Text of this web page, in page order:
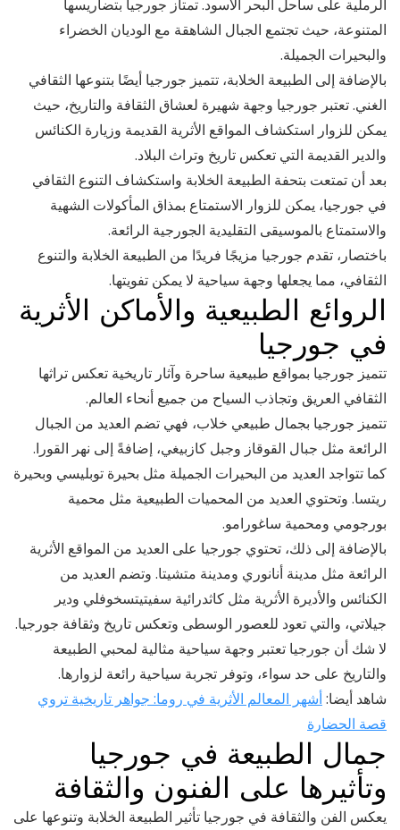
الرملية على ساحل البحر الأسود. تمتاز جورجيا بتضاريسها
المتنوعة، حيث تجتمع الجبال الشاهقة مع الوديان الخضراء
والبحيرات الجميلة.
بالإضافة إلى الطبيعة الخلابة، تتميز جورجيا أيضًا بتنوعها الثقافي
الغني. تعتبر جورجيا وجهة شهيرة لعشاق الثقافة والتاريخ، حيث
يمكن للزوار استكشاف المواقع الأثرية القديمة وزيارة الكنائس
والدير القديمة التي تعكس تاريخ وتراث البلاد.
بعد أن تمتعت بتحفة الطبيعة الخلابة واستكشاف التنوع الثقافي
في جورجيا، يمكن للزوار الاستمتاع بمذاق المأكولات الشهية
والاستمتاع بالموسيقى التقليدية الجورجية الرائعة.
باختصار، تقدم جورجيا مزيجًا فريدًا من الطبيعة الخلابة والتنوع
الثقافي، مما يجعلها وجهة سياحية لا يمكن تفويتها.
الروائع الطبيعية والأماكن الأثرية
في جورجيا
تتميز جورجيا بمواقع طبيعية ساحرة وآثار تاريخية تعكس تراثها
الثقافي العريق وتجاذب السياح من جميع أنحاء العالم.
تتميز جورجيا بجمال طبيعي خلاب، فهي تضم العديد من الجبال
الرائعة مثل جبال القوقاز وجبل كازبيغي، إضافةً إلى نهر القورا.
كما تتواجد العديد من البحيرات الجميلة مثل بحيرة توبليسي وبحيرة
ريتسا. وتحتوي العديد من المحميات الطبيعية مثل محمية
بورجومي ومحمية ساغورامو.
بالإضافة إلى ذلك، تحتوي جورجيا على العديد من المواقع الأثرية
الرائعة مثل مدينة أنانوري ومدينة متشيتا. وتضم العديد من
الكنائس والأديرة الأثرية مثل كاثدرائية سفيتيتسخوفلي ودير
جيلاتي، والتي تعود للعصور الوسطى وتعكس تاريخ وثقافة جورجيا.
لا شك أن جورجيا تعتبر وجهة سياحية مثالية لمحبي الطبيعة
والتاريخ على حد سواء، وتوفر تجربة سياحية رائعة لزوارها.
شاهد أيضا:أشهر المعالم الأثرية في روما: جواهر تاريخية تروي
قصة الحضارة
جمال الطبيعة في جورجيا
وتأثيرها على الفنون والثقافة
يعكس الفن والثقافة في جورجيا تأثير الطبيعة الخلابة وتنوعها على